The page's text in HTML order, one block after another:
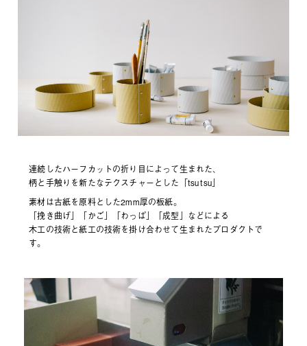
連続したハーフカットの折り目によって生まれた、
柄と手触りを新たなテクスチャーとした「tsu tsu」
素材は古紙を原料とした2mm厚の板紙。
「挽き曲げ」「かご」「わっぱ」「成型」などによる
木工の技術と紙工の技術を掛け合わせて生まれたプロダクトで
す。